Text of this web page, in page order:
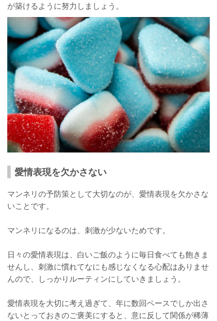
が築けるように努力しましょう。
愛情表現を欠かさない
マンネリの予防策として大切なのが、愛情表現を欠かさな
いことです。
マンネリになるのは、刺激が少ないためです。
日々の愛情表現は、白いご飯のように毎日食べても飽きま
せんし、刺激に慣れてなにも感じなくなる心配はありませ
んので、しっかりルーティンにしていきましょう。
愛情表現を大切に考え過ぎて、年に数回ペースでしか出さ
ないとっておきのご褒美にすると、意に反して関係が稀薄